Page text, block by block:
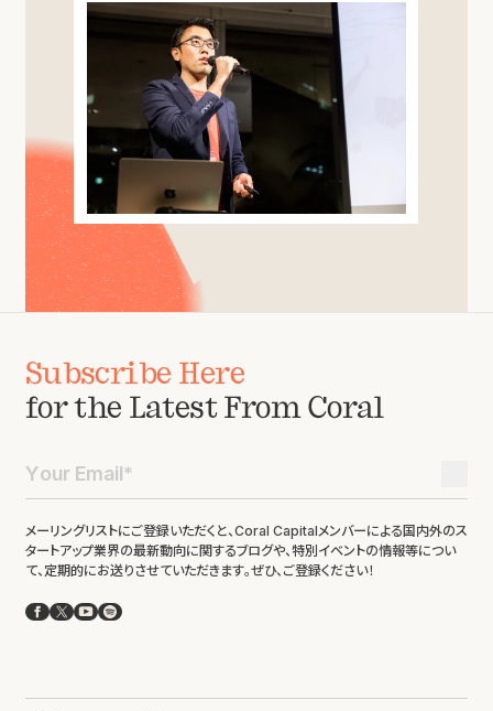
Subscribe Here
for the Latest From Coral
メーリングリストにご登録いただくと、Coral Capitalメンバーによる国内外のス
タートアップ業界の最新動向に関するブログや、特別イベントの情報等につい
て、定期的にお送りさせていただきます。ぜひ、ご登録ください！
Facebook
X YouTube
Spotify